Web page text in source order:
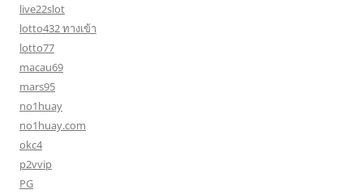
live22slot
lotto432 ทางเข้า
lotto77
macau69
mars95
no1huay
no1huay.com
okc4
p2vvip
PG